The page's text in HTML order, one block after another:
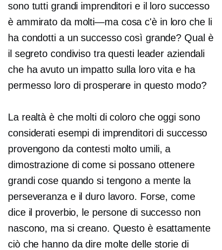
sono tutti grandi imprenditori e il loro successo
è ammirato da molti—macosa c'è in loro che li
ha condotti a un successo così grande? Qual è
il segreto condiviso tra questi leader aziendali
che ha avuto un impatto sulla loro vita e ha
permesso loro di prosperare in questo modo?
La realtà è che molti di coloro che oggi sono
considerati esempi di imprenditori di successo
provengono da contesti molto umili, a
dimostrazione di come si possano ottenere
grandi cose quando si tengono a mente la
perseveranza e il duro lavoro. Forse, come
dice il proverbio, le persone di successo non
nascono, ma si creano. Questo è esattamente
ciò che hanno da dire molte delle storie di